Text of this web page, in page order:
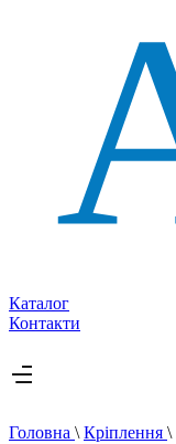
Каталог
Контакти
Головна \ Кріплення \